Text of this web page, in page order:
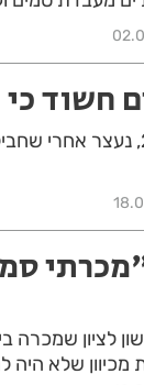
חשוד
לציון שמכרה
שלא היה